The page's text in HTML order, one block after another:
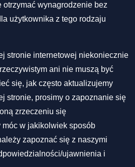
wynagrodzenie bez
użytkownika z tego rodzaju
stronie internetowej niekoniecznie
ani nie muszą być
się, jak często aktualizujemy
stronie, prosimy o zapoznanie się
zrzeczeniu się
w jakikolwiek sposób
zapoznać się z naszymi
ujawnienia i